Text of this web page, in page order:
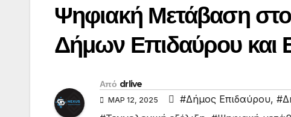
Ψηφιακή Μετάβαση
Δήμων Επιδαύρου και
Από drlive
ΜΑΡ 12, 2025 #Δήμος Επιδαύρου,